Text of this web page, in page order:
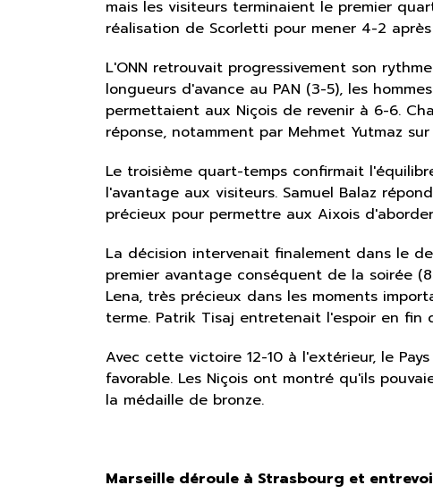
mais les visiteurs terminaient le premier
réalisation de Scorletti pour mener 4-2
L'ONN retrouvait progressivement son
longueurs d'avance au PAN (3-5), les
permettaient aux Niçois de revenir à 6-6.
réponse, notamment par Mehmet Yutmaz
Le troisième quart-temps confirmait
l'avantage aux visiteurs. Samuel Balaz
précieux pour permettre aux Aixois
La décision intervenait finalement dans le
premier avantage conséquent de la soirée
Lena, très précieux dans les moments
terme. Patrik Tisaj entretenait l'espoir en fin
Avec cette victoire 12-10 à l'extérieur, le
favorable. Les Niçois ont montré qu'ils
la médaille de bronze.
Marseille déroule à Strasbourg et